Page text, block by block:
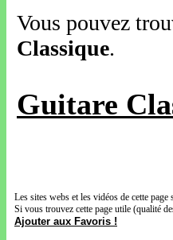
Vous pouvez
Classique.
Guitare
Les sites webs et les vidéos de cette
Si vous trouvez cette page utile (qualité
Ajouter aux Favoris !